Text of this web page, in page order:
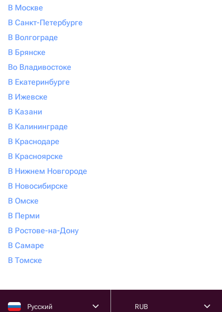
В Москве
В Санкт-Петербурге
В Волгограде
В Брянске
Во Владивостоке
В Екатеринбурге
В Ижевске
В Казани
В Калининграде
В Краснодаре
В Красноярске
В Нижнем Новгороде
В Новосибирске
В Омске
В Перми
В Ростове-на-Дону
В Самаре
В Томске
Русский RUB